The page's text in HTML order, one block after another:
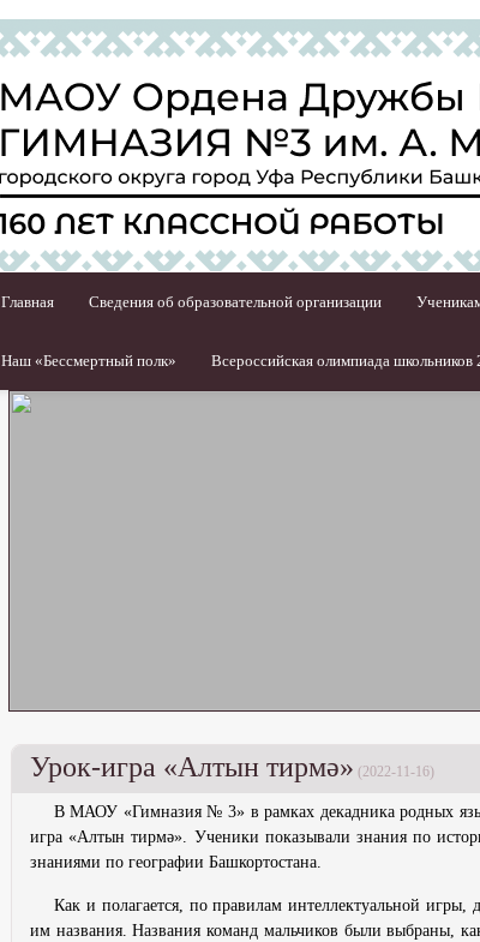
Главная Сведения об образовательной организации
Наш «Бессмертный полк» Всероссийская олимпиада школьников
Урок-игра «Алтын тирмә» (2022-11-16)
В МАОУ «Гимназия № 3» в рамках декадника родных
игра «Алтын тирмә». Ученики показывали знания по
знаниями по географии Башкортостана.
Как и полагается, по правилам интеллектуальной
им названия. Названия команд мальчиков были выбраны,